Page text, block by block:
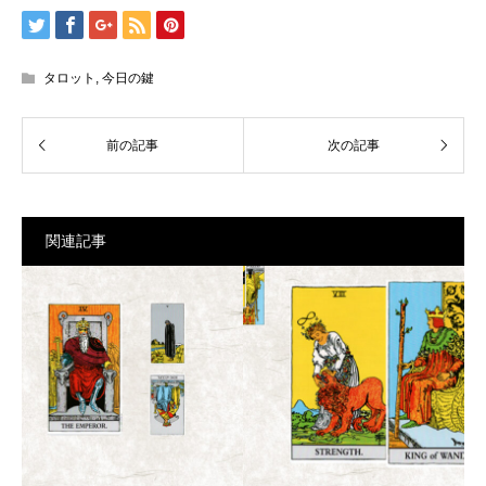
タロット , 今日の鍵
関連記事